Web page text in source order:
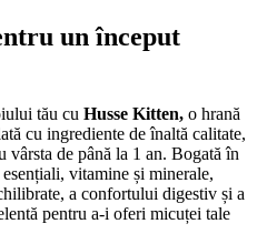
un început
tău cu Husse Kitten, o hrană
cu ingrediente de înaltă calitate,
vârsta de până la 1 an. Bogată în
vitamine și minerale,
a confortului digestiv și a
pentru a-i oferi micuței tale